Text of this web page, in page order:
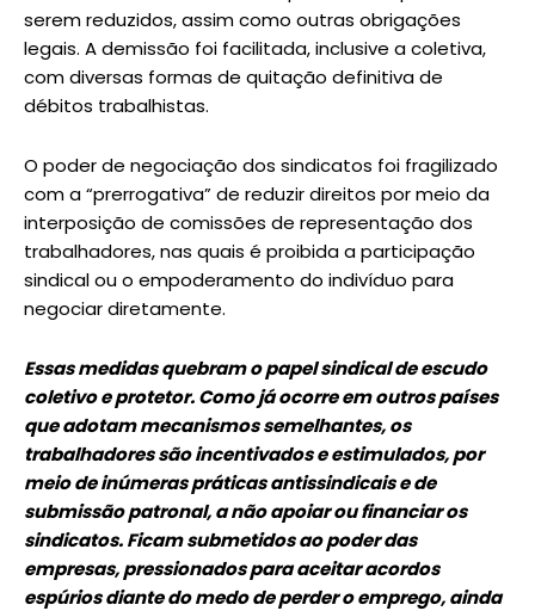
serem reduzidos, assim como outras obrigações
legais. A demissão foi facilitada, inclusive a coletiva,
com diversas formas de quitação definitiva de
débitos trabalhistas.
O poder de negociação dos sindicatos foi fragilizado
com a “prerrogativa” de reduzir direitos por meio da
interposição de comissões de representação dos
trabalhadores, nas quais é proibida a participação
sindical ou o empoderamento do indivíduo para
negociar diretamente.
Essas medidas quebram o papel sindical de escudo
coletivo e protetor. Como já ocorre em outros países
que adotam mecanismos semelhantes, os
trabalhadores são incentivados e estimulados, por
meio de inúmeras práticas antissindicais e de
submissão patronal, a não apoiar ou financiar os
sindicatos. Ficam submetidos ao poder das
empresas, pressionados para aceitar acordos
espúrios diante do medo de perder o emprego, ainda